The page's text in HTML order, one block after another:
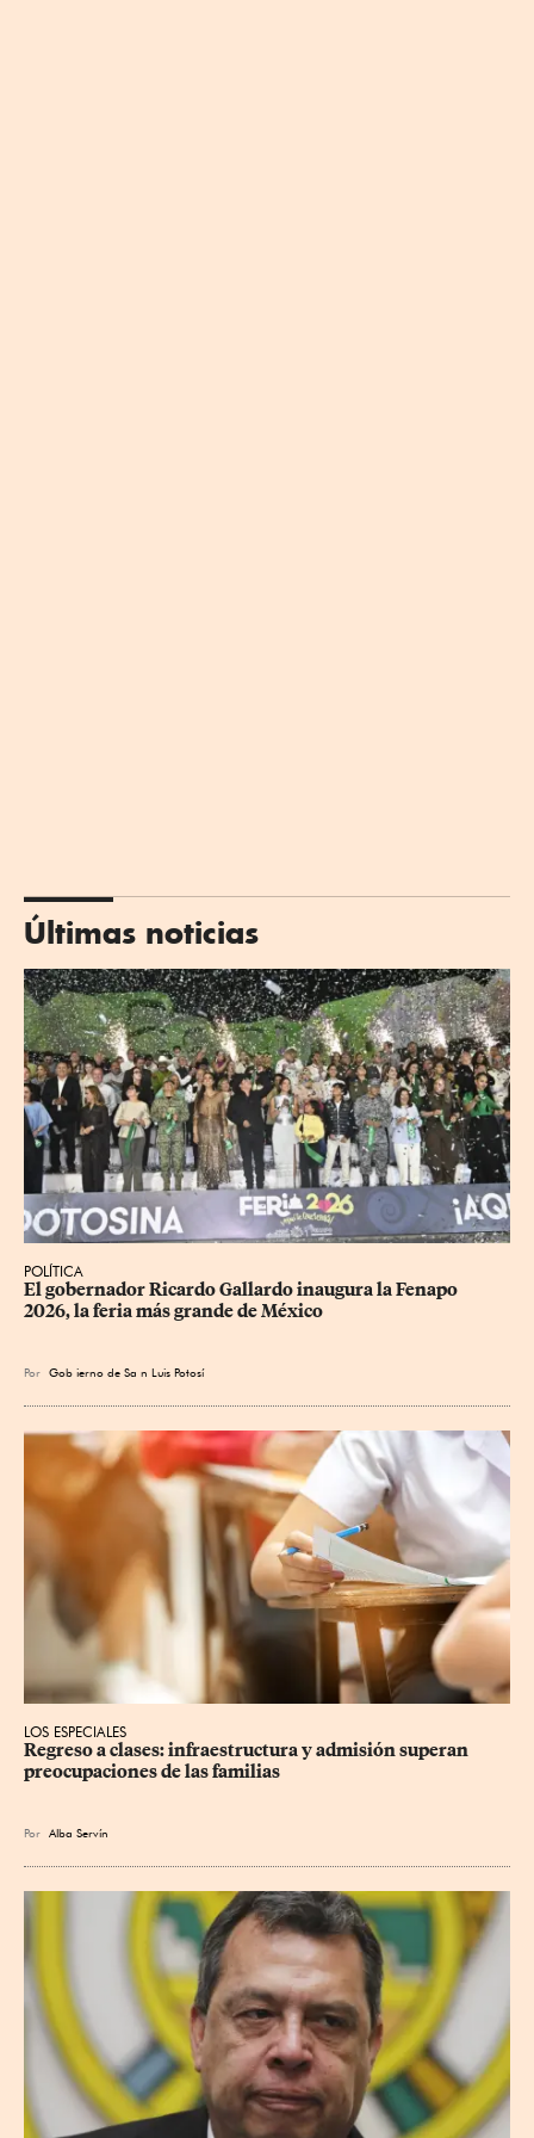
Últimas noticias
POLÍTICA
​El gobernador Ricardo Gallardo inaugura la Fenapo
2026, la feria más grande de México
Por Gob ierno de Sa n Luis Potosí
LOS ESPECIALES
Regreso a clases: infraestructura y admisión superan
preocupaciones de las familias
Por Alba Servín